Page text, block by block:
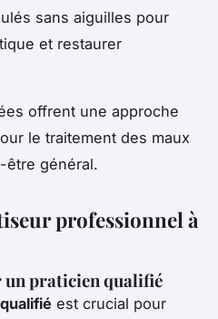
sans aiguilles pour
et restaurer
offrent une approche
le traitement des maux
être général.
professionnel à
praticien qualifié
est crucial pour